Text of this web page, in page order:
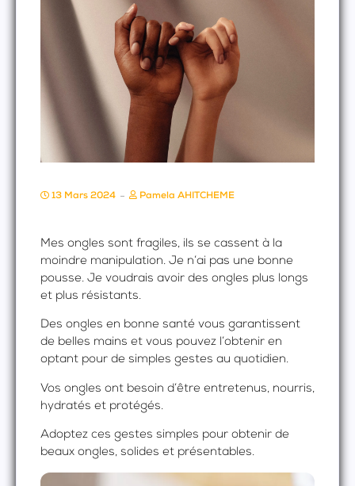
13 Mars 2024 Pamela AHITCHEME
Mes ongles sont fragiles, ils se cassent à la
moindre manipulation. Je n’ai pas une bonne
pousse. Je voudrais avoir des ongles plus longs
et plus résistants.
Des ongles en bonne santé vous garantissent
de belles mains et vous pouvez l’obtenir en
optant pour de simples gestes au quotidien.
Vos ongles ont besoin d’être entretenus, nourris,
hydratés et protégés.
Adoptez ces gestes simples pour obtenir de
beaux ongles, solides et présentables.